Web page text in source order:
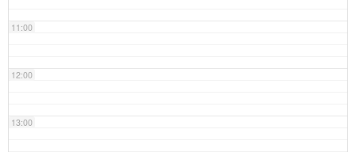
11:00
12:00
13:00